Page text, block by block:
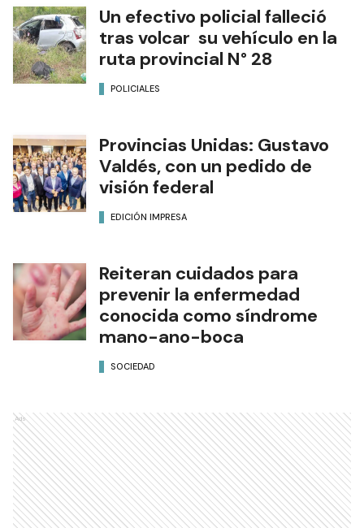
Un efectivo policial falleció
tras volcar su vehículo en la
ruta provincial N° 28
POLICIALES
Provincias Unidas: Gustavo
Valdés, con un pedido de
visión federal
EDICIÓN IMPRESA
Reiteran cuidados para
prevenir la enfermedad
conocida como síndrome
mano-ano-boca
SOCIEDAD
Ads